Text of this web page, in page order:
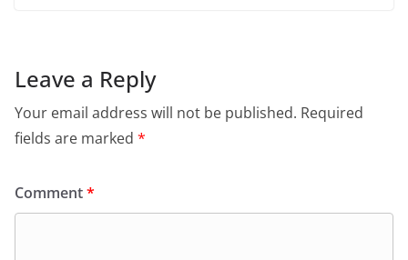
Leave a Reply
Your email address will not be published. Required
fields are marked *
Comment*